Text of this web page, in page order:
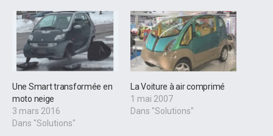
Une Smart transformée en
moto neige
3 mars 2016
Dans "Solutions"
La Voiture à air comprimé
1 mai 2007
Dans "Solutions"